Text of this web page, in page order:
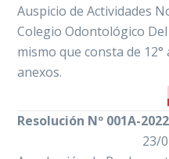
Auspicio de Actividades
Colegio Odontológico
mismo que consta de
anexos.
Resolución Nº 001A-
23/